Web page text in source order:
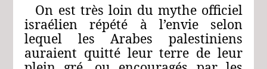
On est très loin du mythe officiel
israélien répété à l’envie selon
lequel les Arabes palestiniens
auraient quitté leur terre de leur